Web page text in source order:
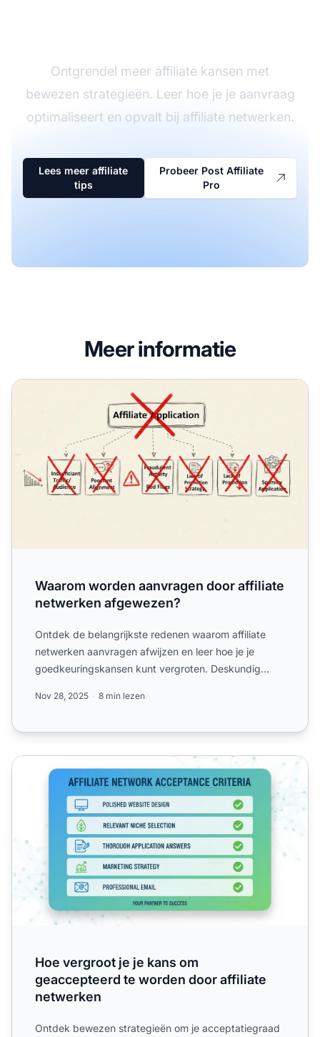
Ontgrendel meer affiliate kansen met
bewezen strategieën. Leer hoe je je aanvraag
optimaliseert en opvalt bij affiliate netwerken.
Lees meer affiliate
tips
Probeer Post Affiliate
Pro
Meer informatie
Waarom worden aanvragen door affiliate netwerken
Waarom worden aanvragen door affiliate
netwerken afgewezen?
Ontdek de belangrijkste redenen waarom affiliate
netwerken aanvragen afwijzen en leer hoe je je
goedkeuringskansen kunt vergroten. Deskundig
Nov 28, 2025 8 min lezen
Hoe vergroot je je kans om geaccepteerd te worden
Hoe vergroot je je kans om
geaccepteerd te worden door affiliate
netwerken
Ontdek bewezen strategieën om je acceptatiegraad